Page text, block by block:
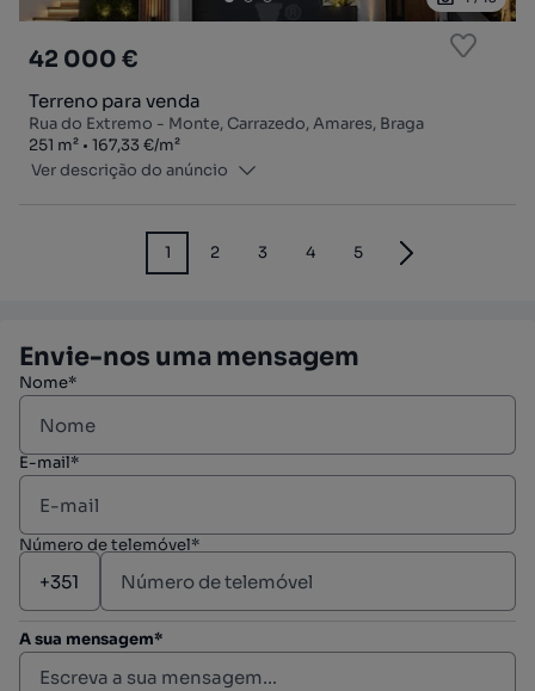
42 000 €
Terreno para venda
Rua do Extremo - Monte, Carrazedo, Amares, Braga
Zona
251 m²
Preço por metro quadrado
167,33 €/m²
Ver descrição do anúncio
1 2 3 4 5
Envie-nos uma mensagem
Nome*
E-mail*
Número de telemóvel*
A sua mensagem*